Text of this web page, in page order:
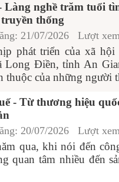
Làng nghề trăm tuổi
thống
21/07/2026 Lượt
phát triển của xã
Long Điền, tỉnh An
thuộc của những người
- Từ thương hiệu
20/07/2026 Lượt
qua, khi nói đến
quan tâm nhiều đến